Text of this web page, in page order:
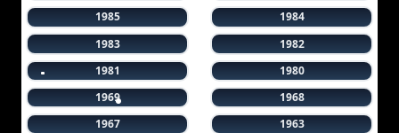
1985
1984
1983
1982
1981
1980
1969
1968
1967
1963